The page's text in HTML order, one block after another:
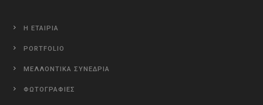
Η ΕΤΑΙΡΙΑ
PORTFOLIO
ΜΕΛΛΟΝΤΙΚΑ ΣΥΝΕΔΡΙΑ
ΦΩΤΟΓΡΑΦΙΕΣ